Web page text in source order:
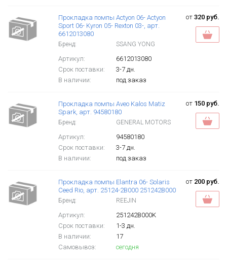
Прокладка помпы Actyon 06- Actyon
Sport 06- Kyron 05- Rexton 03-, арт.
6612013080
Бренд: SSANG YONG
Артикул:
6612013080
Срок поставки:
3-7 дн.
В наличии:
под заказ
от 320 руб.
Прокладка помпы Aveo Kalos Matiz
Spark, арт. 94580180
Бренд: GENERAL MOTORS
Артикул:
94580180
Срок поставки:
3-7 дн.
В наличии:
под заказ
от 150 руб.
Прокладка помпы Elantra 06- Solaris
Ceed Rio, арт. 25124-2B000 251242B000
Бренд: REEJIN
Артикул:
251242B000K
Срок поставки:
1-3 дн.
В наличии:
17
Самовывоз:
сегодня
от 200 руб.